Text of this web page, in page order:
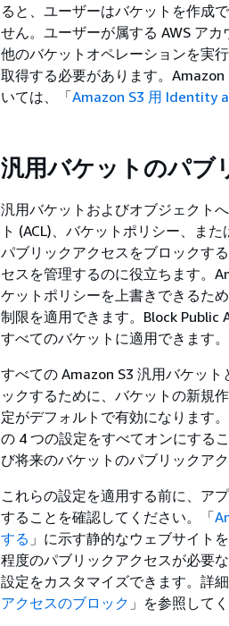
ると、ユーザーはバケットを作成
せん。ユーザーが属する AWS ア
他のバケットオペレーションを実
取得する必要があります。
いては、「Amazon S3 用 Identity
汎用バケットのパブ
汎用バケットおよびオブジェクト
ト (ACL)、バケットポリシー、ま
パブリックアクセスをブロックす
セスを管理するのに役立ちます。
ケットポリシーを上書きできるた
制限を適用できます。Block Public
すべてのバケットに適用できます。
すべての Amazon S3 汎用バケッ
ックするために、バケットの新規
定がデフォルトで有効になります
の 4 つの設定をすべてオンにする
び将来のバケットのパブリックア
これらの設定を適用する前に、ア
することを確認してください。「
する 」に示す静的なウェブサイト
程度のパブリックアクセスが必要
設定をカスタマイズできます。詳
アクセスのブロック 」を参照してく